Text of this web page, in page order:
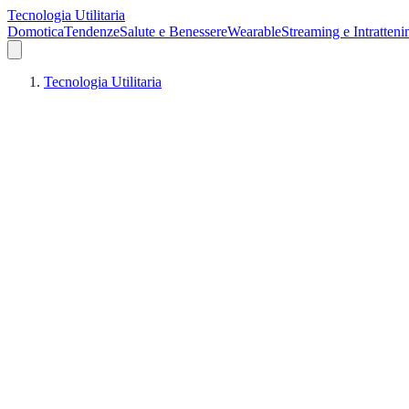
Tecnologia Utilitaria
DomoticaTendenzeSalute e BenessereWearableStreaming e
Tecnologia Utilitaria